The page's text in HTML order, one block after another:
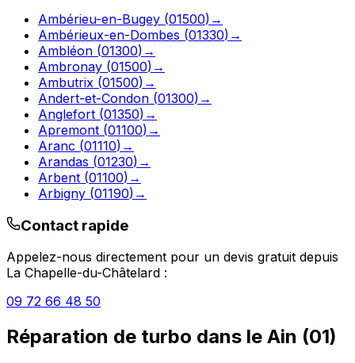
Ambérieu-en-Bugey (01500) →
Ambérieux-en-Dombes (01330) →
Ambléon (01300) →
Ambronay (01500) →
Ambutrix (01500) →
Andert-et-Condon (01300) →
Anglefort (01350) →
Apremont (01100) →
Aranc (01110) →
Arandas (01230) →
Arbent (01100) →
Arbigny (01190) →
Contact rapide
Appelez-nous directement pour un devis gratuit depuis
La Chapelle-du-Châtelard :
09 72 66 48 50
Réparation de turbo dans le Ain (01)